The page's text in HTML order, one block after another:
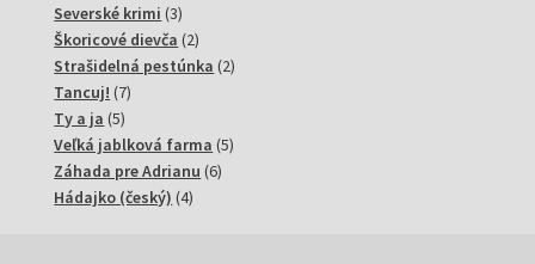
produkty
Severské krimi 33
produkty
Škoricové dievča 22
produkty
Strašidelná pestúnka 22
Tancuj! 77
Ty a ja 55
produktov
Veľká jablková farma 55
Záhada pre Adrianu 66
Hádajko (český) 44